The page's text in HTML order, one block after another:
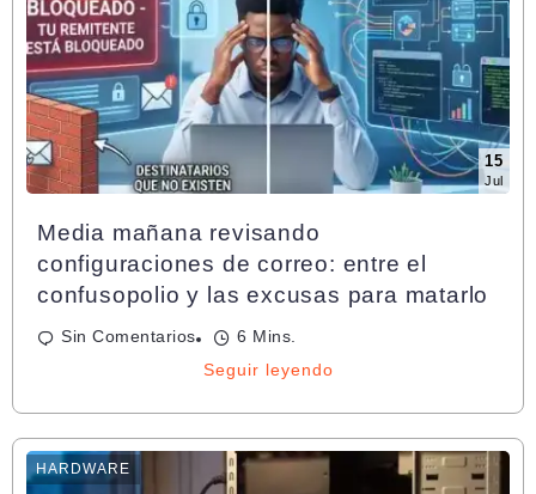
15
Jul
Media mañana revisando
configuraciones de correo: entre el
confusopolio y las excusas para matarlo
Sin Comentarios 6 Mins.
Seguir leyendo
HARDWARE